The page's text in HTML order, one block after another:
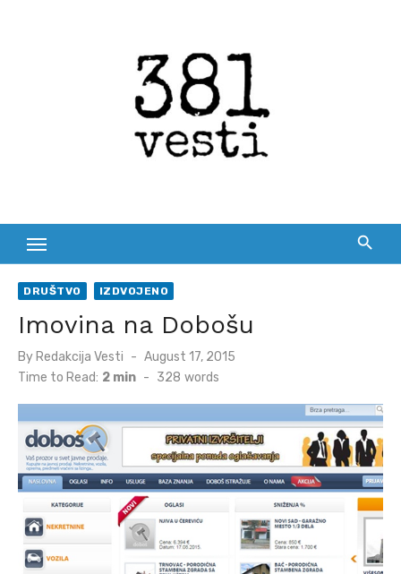
DRUŠTVO IZDVOJENO
Imovina na Dobošu
By Redakcija Vesti
Posted
August 17, 2015
Time to Read: 2 min - 328 words